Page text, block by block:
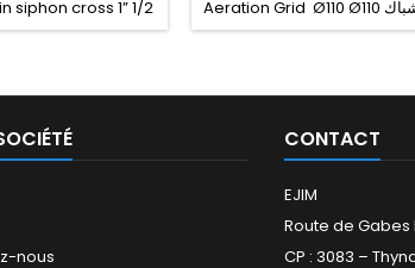
CROS
siphon cross 1” 1/2
Siphon Cross Sink
ﻛﺮﻭﺱ 1” 1/2 مع الحلبة
Aeration Grid Ø110 Ø110 شباك
تهوئة
nous
CONTACT
EJIM
Route de Gabes
CP : 3083 –